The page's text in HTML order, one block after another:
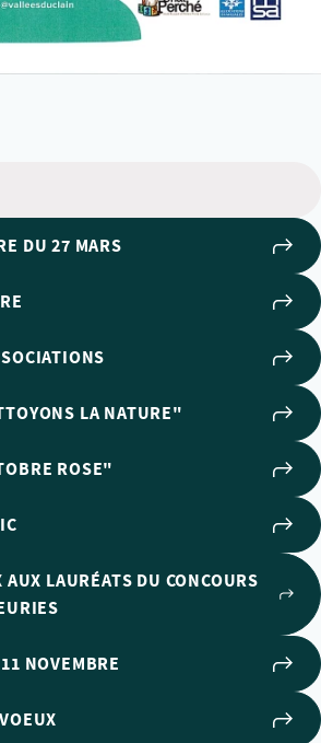
DU 27 MARS
LA NATURE"
ROSE"
LAURÉATS DU CONCOURS
NOVEMBRE